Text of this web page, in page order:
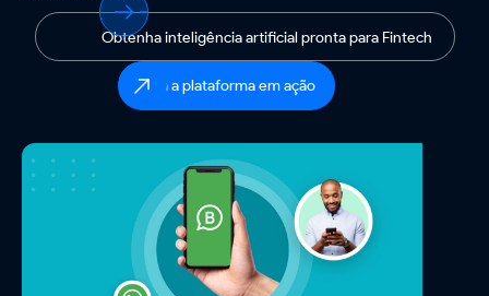
Obtenha inteligência artificial pronta para Fintech
Veja a plataforma em ação